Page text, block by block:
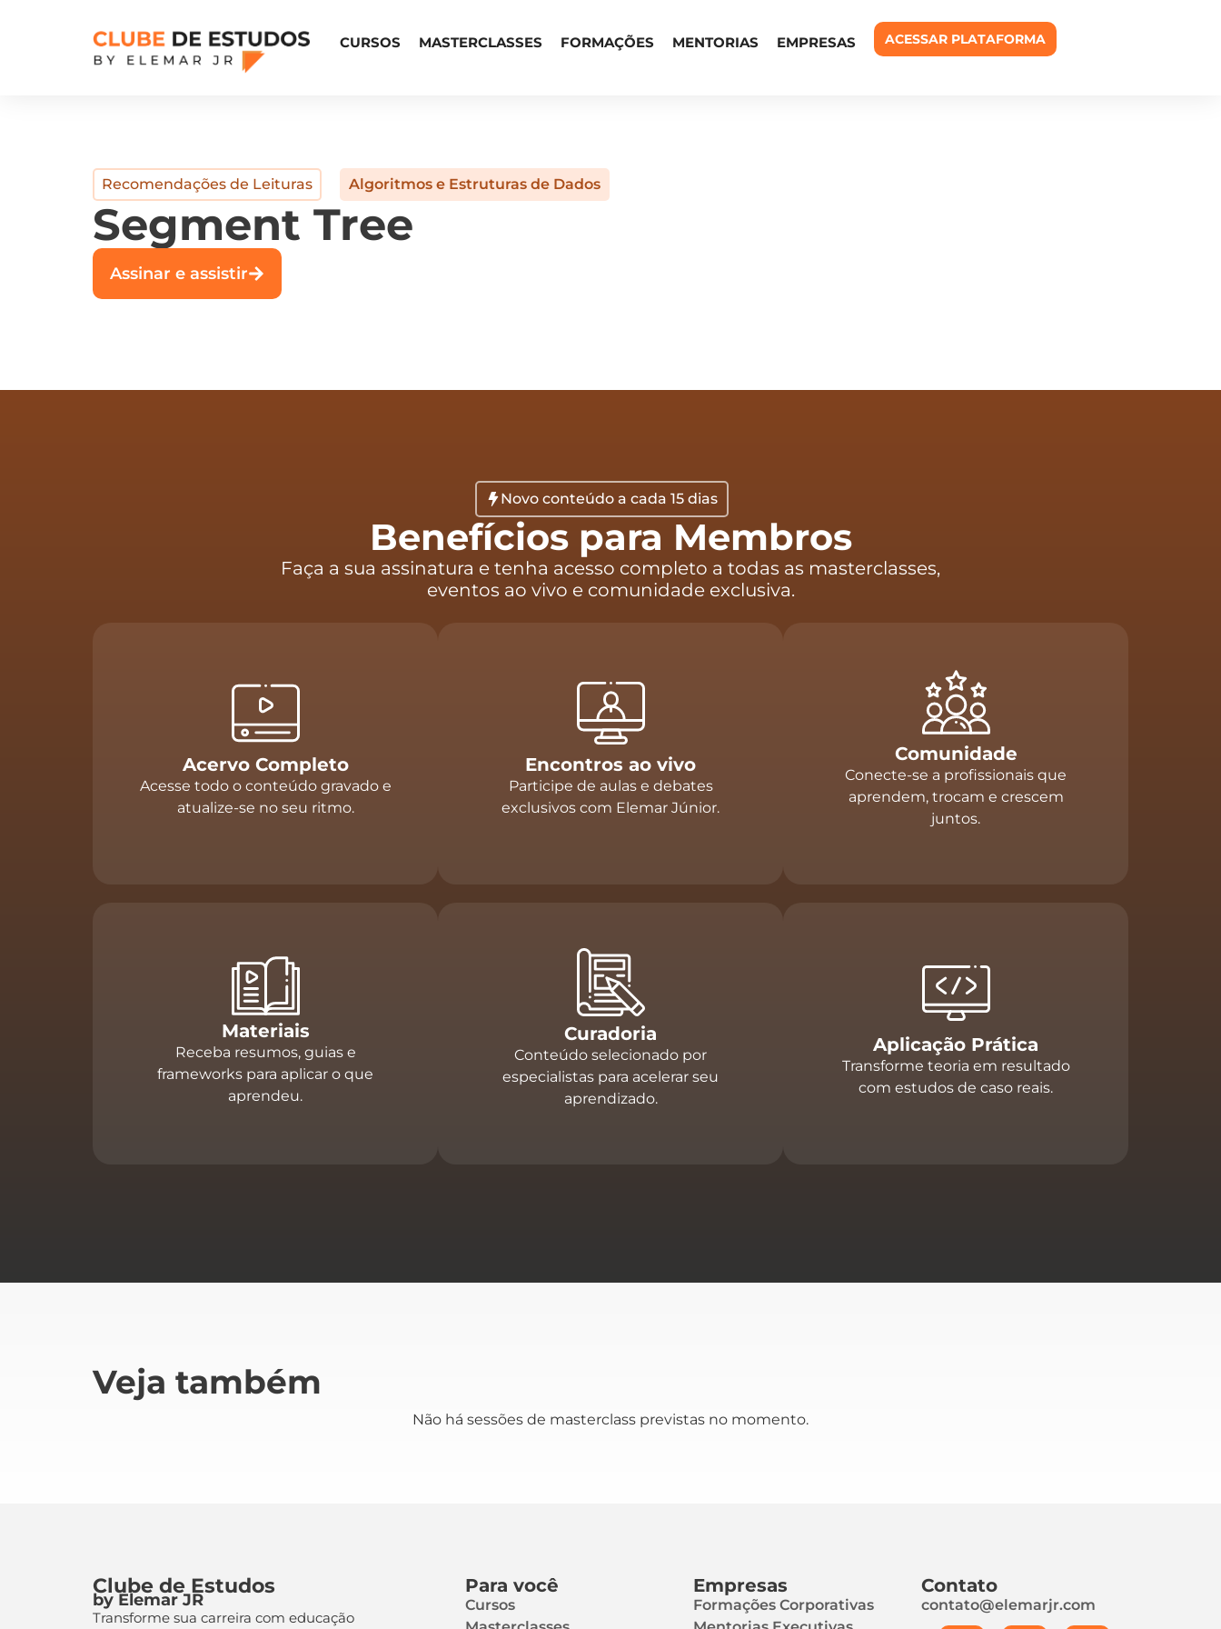
CURSOS MASTERCLASSES FORMAÇÕES MENTORIAS EMPRESAS ACESSAR PLATAFORMA
Recomendações de Leituras Algoritmos e Estruturas de Dados
Segment Tree
Assinar e assistir
Novo conteúdo a cada 15 dias
Benefícios para Membros
Faça a sua assinatura e tenha acesso completo a todas as masterclasses,
eventos ao vivo e comunidade exclusiva.
Acervo Completo
Acesse todo o conteúdo gravado e
atualize-se no seu ritmo.
Encontros ao vivo
Participe de aulas e debates
exclusivos com Elemar Júnior.
Comunidade
Conecte-se a profissionais que
aprendem, trocam e crescem
juntos.
Materiais
Receba resumos, guias e
frameworks para aplicar o que
aprendeu.
Curadoria
Conteúdo selecionado por
especialistas para acelerar seu
aprendizado.
Aplicação Prática
Transforme teoria em resultado
com estudos de caso reais.
Veja também
Não há sessões de masterclass previstas no momento.
Clube de Estudos
by Elemar JR
Transforme sua carreira com educação
Para você
Cursos
Empresas
Formações Corporativas
Contato
contato@elemarjr.com